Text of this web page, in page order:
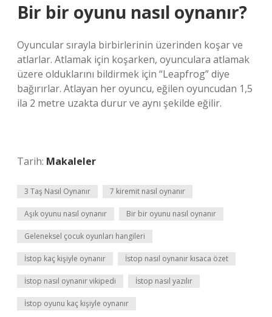
Bir bir oyunu nasıl oynanır?
Oyuncular sırayla birbirlerinin üzerinden koşar ve
atlarlar. Atlamak için koşarken, oyunculara atlamak
üzere olduklarını bildirmek için “Leapfrog” diye
bağırırlar. Atlayan her oyuncu, eğilen oyuncudan 1,5
ila 2 metre uzakta durur ve aynı şekilde eğilir.
Tarih: Makaleler
3 Taş Nasıl Oynanır 7 kiremit nasıl oynanır
Aşık oyunu nasıl oynanır Bir bir oyunu nasıl oynanır
Geleneksel çocuk oyunları hangileri
İstop kaç kişiyle oynanır İstop nasıl oynanır kısaca özet
İstop nasıl oynanır vikipedi İstop nasıl yazılır
İstop oyunu kaç kişiyle oynanır